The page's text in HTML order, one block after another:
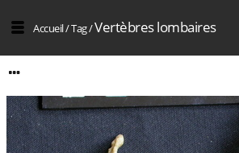
Accueil/Tag/Vertèbres lombaires